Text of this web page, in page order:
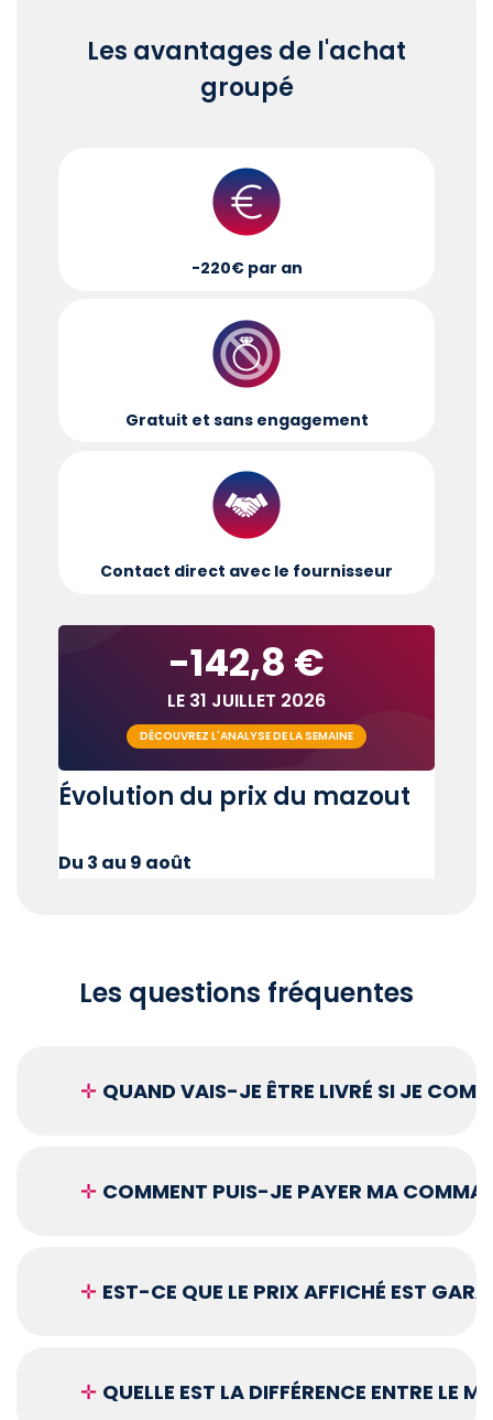
Les avantages de l'achat
groupé
-220€ par an
Gratuit et sans engagement
Contact direct avec le fournisseur
-142,8 €
LE 31 JUILLET 2026
DÉCOUVREZ L'ANALYSE DE LA SEMAINE
Évolution du prix du mazout
Du 3 au 9 août
Les questions fréquentes
✛ QUAND VAIS-JE ÊTRE LIVRÉ SI JE
✛ COMMENT PUIS-JE PAYER MA
✛ EST-CE QUE LE PRIX AFFICHÉ EST
✛ QUELLE EST LA DIFFÉRENCE ENTRE LE